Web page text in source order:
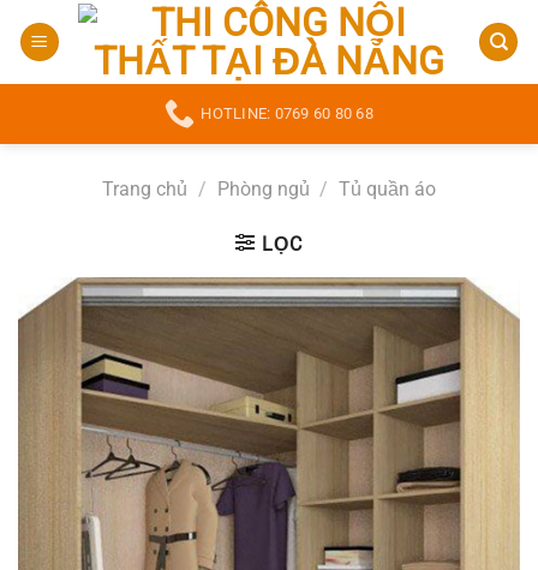
qua
HOTLINE: 0769 60 80 68
Trang chủ / Phòng ngủ / Tủ quần áo
LỌC